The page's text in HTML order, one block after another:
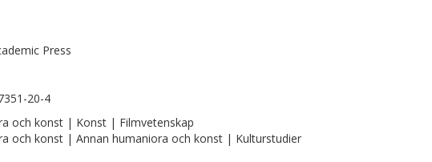
Press
20-4
och konst | Konst | Filmvetenskap
och konst | Annan humaniora och konst | Kulturstudier